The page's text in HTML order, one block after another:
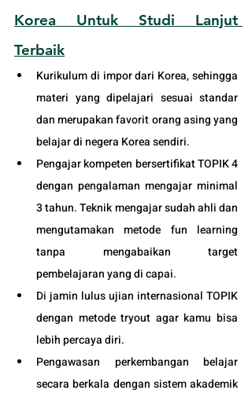
Korea Untuk Studi Lanjut
Terbaik
Kurikulum di impor dari Korea, sehingga
materi yang dipelajari sesuai standar
dan merupakan favorit orang asing yang
belajar di negera Korea sendiri.
Pengajar kompeten bersertifikat TOPIK 4
dengan pengalaman mengajar minimal
3 tahun. Teknik mengajar sudah ahli dan
mengutamakan metode fun learning
tanpa mengabaikan target
pembelajaran yang di capai.
Di jamin lulus ujian internasional TOPIK
dengan metode tryout agar kamu bisa
lebih percaya diri.
Pengawasan perkembangan belajar
secara berkala dengan sistem akademik